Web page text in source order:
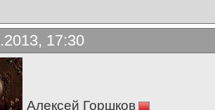
17:30
Алексей Горшков